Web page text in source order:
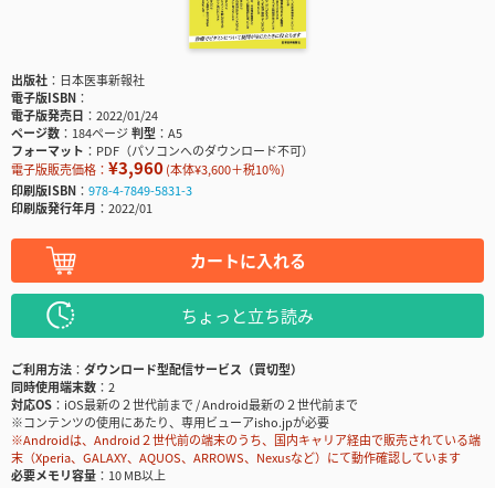
出版社
日本医事新報社
電子版ISBN
電子版発売日
2022/01/24
ページ数
184ページ判型
A5
フォーマット
PDF（パソコンへのダウンロード不可）
電子版販売価格： ¥3,960(本体¥3,600＋税10％)
印刷版ISBN
978-4-7849-5831-3
印刷版発行年月
2022/01
カートに入れる
ちょっと立ち読み
ご利用方法
ダウンロード型配信サービス（買切型）
同時使用端末数
2
対応OS
iOS最新の２世代前まで / Android最新の２世代前まで
※コンテンツの使用にあたり、専用ビューアisho.jpが必要
※Androidは、Android２世代前の端末のうち、国内キャリア経由で販売されている端
末（Xperia、GALAXY、AQUOS、ARROWS、Nexusなど）にて動作確認しています
必要メモリ容量
10 MB以上